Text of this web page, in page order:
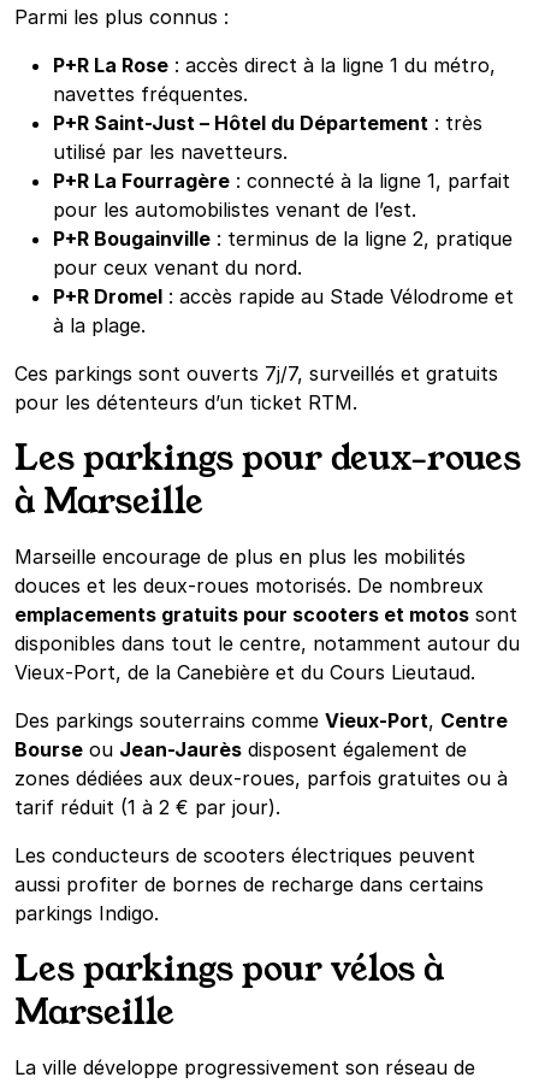
Parmi les plus connus :
P+R La Rose : accès direct à la ligne 1 du métro,
navettes fréquentes.
P+R Saint-Just – Hôtel du Département : très
utilisé par les navetteurs.
P+R La Fourragère : connecté à la ligne 1, parfait
pour les automobilistes venant de l’est.
P+R Bougainville : terminus de la ligne 2, pratique
pour ceux venant du nord.
P+R Dromel : accès rapide au Stade Vélodrome et
à la plage.
Ces parkings sont ouverts 7j/7, surveillés et gratuits
pour les détenteurs d’un ticket RTM.
Les parkings pour deux-roues
à Marseille
Marseille encourage de plus en plus les mobilités
douces et les deux-roues motorisés. De nombreux
emplacements gratuits pour scooters et motos sont
disponibles dans tout le centre, notamment autour du
Vieux-Port, de la Canebière et du Cours Lieutaud.
Des parkings souterrains comme Vieux-Port, Centre
Bourse ou Jean-Jaurès disposent également de
zones dédiées aux deux-roues, parfois gratuites ou à
tarif réduit (1 à 2 € par jour).
Les conducteurs de scooters électriques peuvent
aussi profiter de bornes de recharge dans certains
parkings Indigo.
Les parkings pour vélos à
Marseille
La ville développe progressivement son réseau de